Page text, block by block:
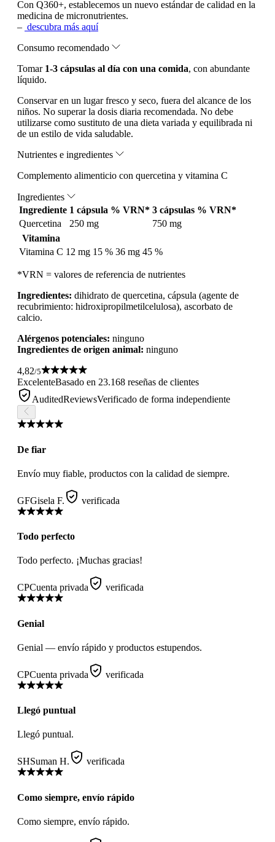
Con Q360+, establecemos un nuevo estándar de calidad en la
medicina de micronutrientes.
– descubra más aquí
Consumo recomendado
Tomar 1-3 cápsulas al día con una comida, con abundante
líquido.
Conservar en un lugar fresco y seco, fuera del alcance de los
niños. No superar la dosis diaria recomendada. No debe
utilizarse como sustituto de una dieta variada y equilibrada ni
de un estilo de vida saludable.
Nutrientes e ingredientes
Complemento alimenticio con quercetina y vitamina C
Ingredientes
Ingrediente 1 cápsula % VRN* 3 cápsulas % VRN*
Quercetina
250 mg
750 mg
Vitamina
Vitamina C 12 mg 15 % 36 mg 45 %
*VRN = valores de referencia de nutrientes
Ingredientes: dihidrato de quercetina, cápsula (agente de
recubrimiento: hidroxipropilmetilcelulosa), ascorbato de
calcio.
Alérgenos potenciales: ninguno
Ingredientes de origen animal: ninguno
4,82/5
ExcelenteBasado en 23.168 reseñas de clientes
AuditedReviewsVerificado de forma independiente
De fiar
Envío muy fiable, productos con la calidad de siempre.
GFGisela F. verificada
Todo perfecto
Todo perfecto. ¡Muchas gracias!
CPCuenta privada verificada
Genial
Genial — envío rápido y productos estupendos.
CPCuenta privada verificada
Llegó puntual
Llegó puntual.
SHSuman H. verificada
Como siempre, envío rápido
Como siempre, envío rápido.